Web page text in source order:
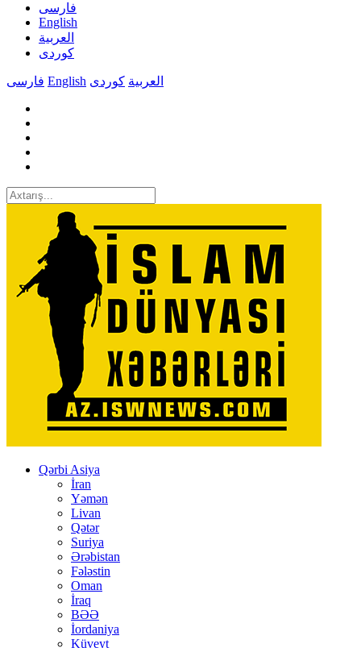
فارسی
English
العربیة
کوردی
فارسی English العربیة کوردی
Qərbi Asiya
İran
Yəmən
Livan
Qətər
Suriya
Ərəbistan
Fələstin
Oman
İraq
BƏƏ
İordaniya
Küveyt